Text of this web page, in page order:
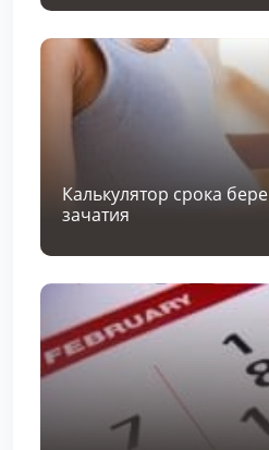
Калькулятор срока
зачатия